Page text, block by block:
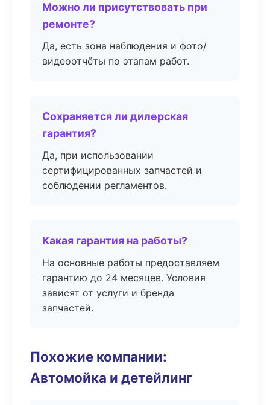
Можно ли присутствовать при
ремонте?
Да, есть зона наблюдения и фото/
видеоотчёты по этапам работ.
Сохраняется ли дилерская
гарантия?
Да, при использовании
сертифицированных запчастей и
соблюдении регламентов.
Какая гарантия на работы?
На основные работы предоставляем
гарантию до 24 месяцев. Условия
зависят от услуги и бренда
запчастей.
Похожие компании:
Автомойка и детейлинг